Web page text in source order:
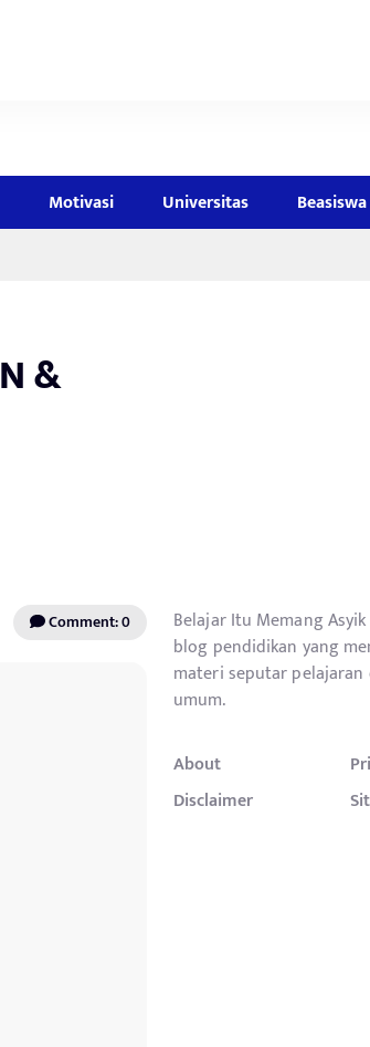
Motivasi Universitas
Beasiswa
&
Comment: 0
Belajar Itu Memang
blog pendidikan yang
materi seputar
umum.
About
Disclaimer